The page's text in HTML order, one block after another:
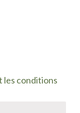
les conditions